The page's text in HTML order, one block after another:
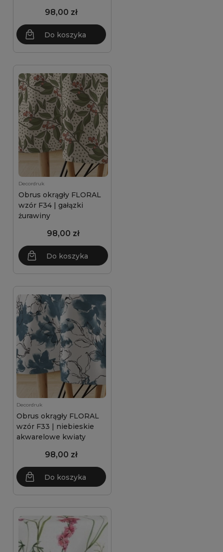
98,00 zł
Do koszyka
Decordruk
Obrus okrągły FLORAL
wzór F34 | gałązki
żurawiny
98,00 zł
Do koszyka
Decordruk
Obrus okrągły FLORAL
wzór F33 | niebieskie
akwarelowe kwiaty
98,00 zł
Do koszyka